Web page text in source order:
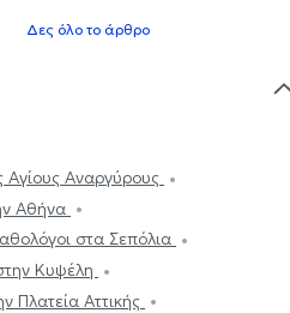
Δες όλο το άρθρο
Αγίους Αναργύρους
Αθήνα
στα Σεπόλια
Κυψέλη
Πλατεία Αττικής